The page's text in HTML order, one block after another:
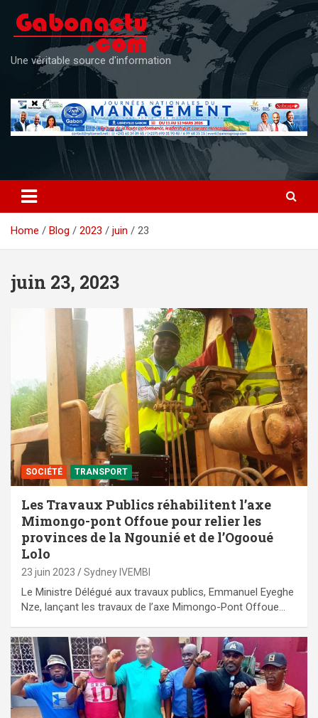
content
Une véritable source d'information
Home Blog 2023 juin 23
juin 23, 2023
SOCIÉTÉ TRANSPORT
Les Travaux Publics réhabilitent l’axe
Mimongo-pont Offoue pour relier les
provinces de la Ngounié et de l’Ogooué
Lolo
23 juin 2023 Sydney IVEMBI
Le Ministre Délégué aux travaux publics, Emmanuel Eyeghe
Nze, lançant les travaux de l’axe Mimongo-Pont Offoue…